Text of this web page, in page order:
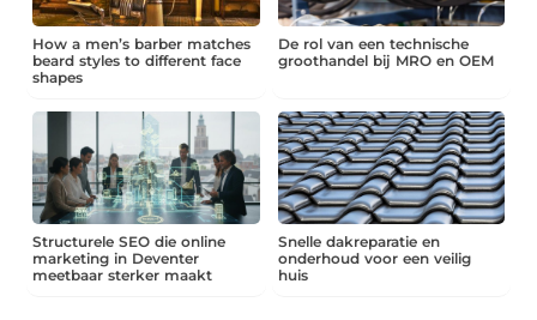
How a men’s barber matches
beard styles to different face
shapes
De rol van een technische
groothandel bij MRO en OEM
Structurele SEO die online
marketing in Deventer
meetbaar sterker maakt
Snelle dakreparatie en
onderhoud voor een veilig
huis